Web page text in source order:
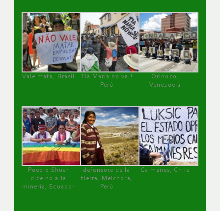
Vale mata, Brasil
Tía María no va !
Perú
Orinoco,
Venezuela
Pueblo Shuar
dice no a la
minería, Ecuador
defensora de la
tierra, Melchora,
Perú
Caimanes, Chile